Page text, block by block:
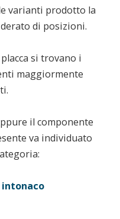
varianti prodotto la
di posizioni.
si trovano i
maggiormente
il componente
va individuato
intonaco